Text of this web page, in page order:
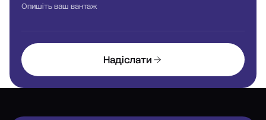
Опишіть ваш вантаж
Надіслати